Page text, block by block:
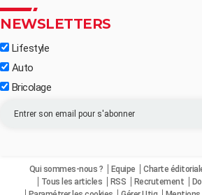
NEWSLETTERS
Lifestyle
Auto
Bricolage
Qui sommes-nous ? Equipe Charte
Tous les articles
RSS Recrutement